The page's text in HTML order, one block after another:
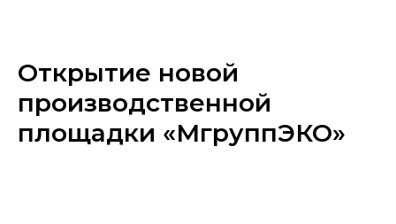
Открытие новой
производственной
площадки «МгруппЭКО»